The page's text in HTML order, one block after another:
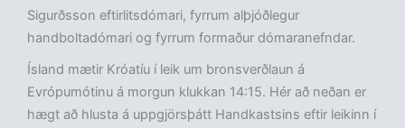
Sigurðsson eftirlitsdómari, fyrrum alþjóðlegur
handboltadómari og fyrrum formaður dómaranefndar.
Ísland mætir Króatíu í leik um bronsverðlaun á
Evrópumótinu á morgun klukkan 14:15. Hér að neðan er
hægt að hlusta á uppgjörsþátt Handkastsins eftir leikinn í